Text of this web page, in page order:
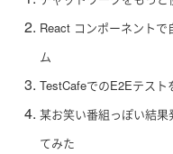
React コンポーネント
ム
TestCafeでのE2Eテスト
某お笑い番組っぽい結
てみた